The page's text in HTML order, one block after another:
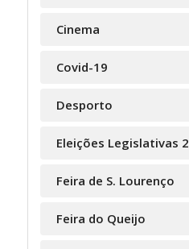
Cinema
Covid-19
Desporto
Eleições Legislativas
Feira de S. Lourenço
Feira do Queijo